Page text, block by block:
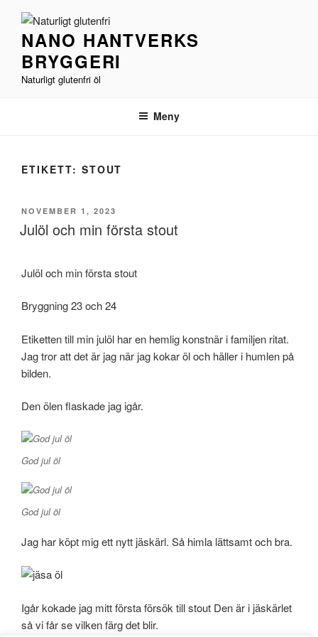
innehållNANO HANTVERKS
BRYGGERI
Naturligt glutenfri öl
Meny
ETIKETT: STOUT
PUBLICERAT
NOVEMBER 1, 2023
Julöl och min första stout
Julöl och min första stout
Bryggning 23 och 24
Etiketten till min julöl har en hemlig konstnär i familjen ritat.
Jag tror att det är jag när jag kokar öl och häller i humlen på
bilden.
Den ölen flaskade jag igår.
God jul öl
God jul öl
Jag har köpt mig ett nytt jäskärl. Så himla lättsamt och bra.
Igår kokade jag mitt första försök till stout Den är i jäskärlet
så vi får se vilken färg det blir.